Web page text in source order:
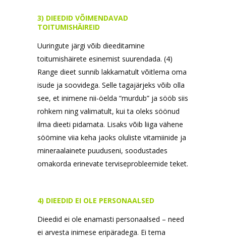
3) DIEEDID VÕIMENDAVAD
TOITUMISHÄIREID
Uuringute järgi võib dieeditamine
toitumishäirete esinemist suurendada. (4)
Range dieet sunnib lakkamatult võitlema oma
isude ja soovidega. Selle tagajärjeks võib olla
see, et inimene nii-öelda “murdub” ja sööb siis
rohkem ning valimatult, kui ta oleks söönud
ilma dieeti pidamata. Lisaks võib liiga vähene
söömine viia keha jaoks oluliste vitamiinide ja
mineraalainete puuduseni, soodustades
omakorda erinevate terviseprobleemide teket.
4) DIEEDID EI OLE PERSONAALSED
Dieedid ei ole enamasti personaalsed – need
ei arvesta inimese eripäradega. Ei tema